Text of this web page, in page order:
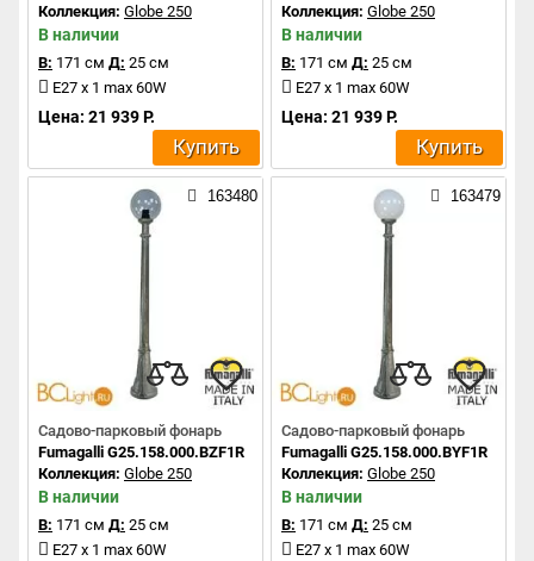
Коллекция: Globe 250
В наличии
В: 171 см Д: 25 см
E27 x 1 max 60W
Цена: 21 939 Р.
Купить
Коллекция: Globe 250
В наличии
В: 171 см Д: 25 см
E27 x 1 max 60W
Цена: 21 939 Р.
Купить
163480
Садово-парковый фонарь
Fumagalli G25.158.000.BZF1R
Коллекция: Globe 250
В наличии
В: 171 см Д: 25 см
E27 x 1 max 60W
163479
Садово-парковый фонарь
Fumagalli G25.158.000.BYF1R
Коллекция: Globe 250
В наличии
В: 171 см Д: 25 см
E27 x 1 max 60W